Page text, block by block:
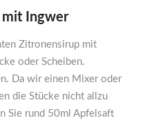
mit Ingwer
Zitronensirup mit
oder Scheiben.
Da wir einen Mixer oder
die Stücke nicht allzu
Sie rund 50ml Apfelsaft